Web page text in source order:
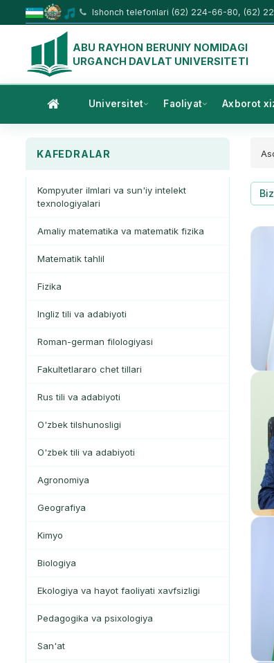
Ishonch telefonlari (62) 224-66-80, (62)
ABU RAYHON BERUNIY NOMIDAGI
URGANCH DAVLAT UNIVERSITETI
Universitet Faoliyat Axborot
KAFEDRALAR
Kompyuter ilmlari va sun'iy intelekt
texnologiyalari
Amaliy matematika va matematik fizika
Matematik tahlil
Fizika
Ingliz tili va adabiyoti
Roman-german filologiyasi
Fakultetlararo chet tillari
Rus tili va adabiyoti
O'zbek tilshunosligi
O'zbek tili va adabiyoti
Agronomiya
Geografiya
Kimyo
Biologiya
Ekologiya va hayot faoliyati xavfsizligi
Pedagogika va psixologiya
San'at